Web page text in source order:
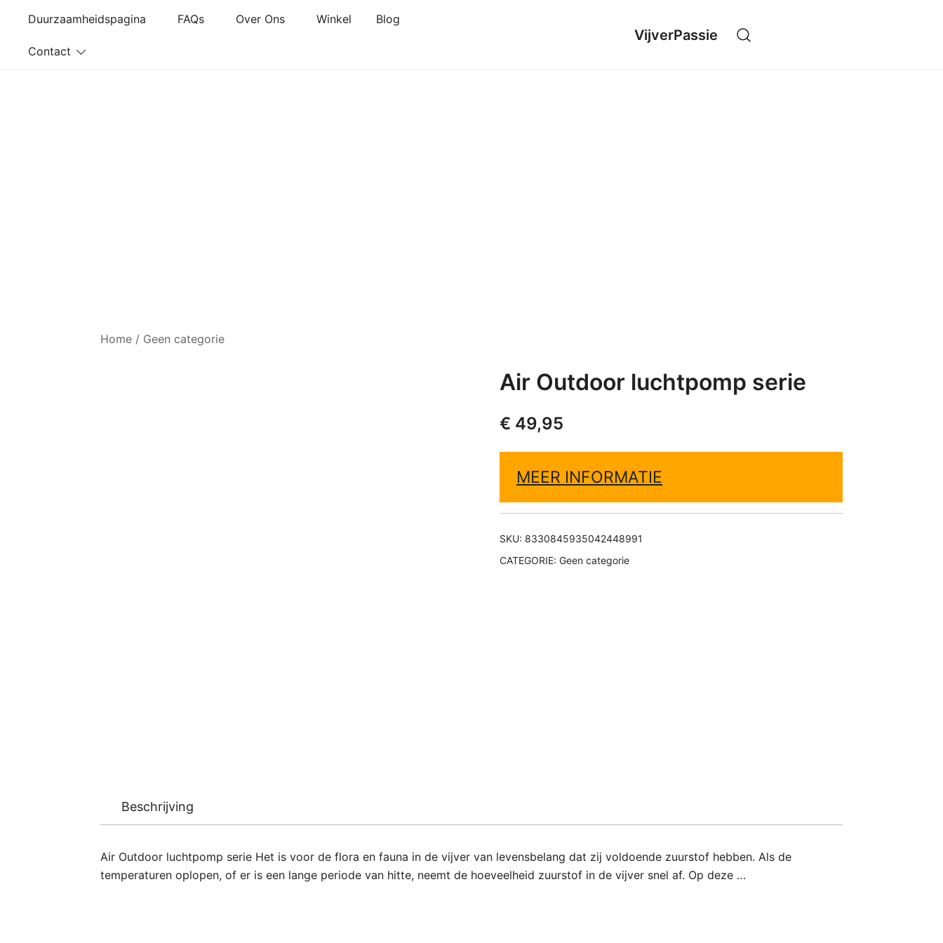
Duurzaamheidspagina FAQs Over Ons Winkel Blog
Contact
VijverPassie
Home / Geen categorie
Air Outdoor luchtpomp serie
€ 49,95
MEER INFORMATIE
SKU: 8330845935042448991
CATEGORIE: Geen categorie
Beschrijving
Air Outdoor luchtpomp serie Het is voor de flora en fauna in de vijver van levensbelang dat zij voldoende zuurstof hebben. Als de
temperaturen oplopen, of er is een lange periode van hitte, neemt de hoeveelheid zuurstof in de vijver snel af. Op deze …